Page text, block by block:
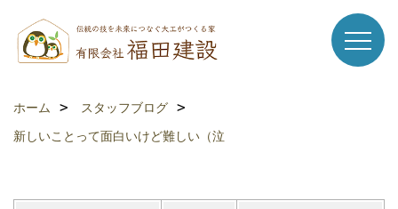
ホーム
スタッフブログ
新しいことって面白いけど難しい（泣